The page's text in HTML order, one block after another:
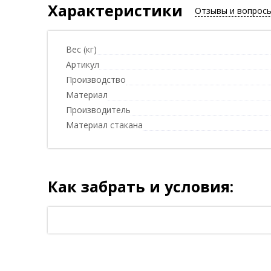
Характеристики Отзывы и
Вес (кг)
Артикул
Производство
Материал
Производитель
Материал стакана
Как забрать и условия: